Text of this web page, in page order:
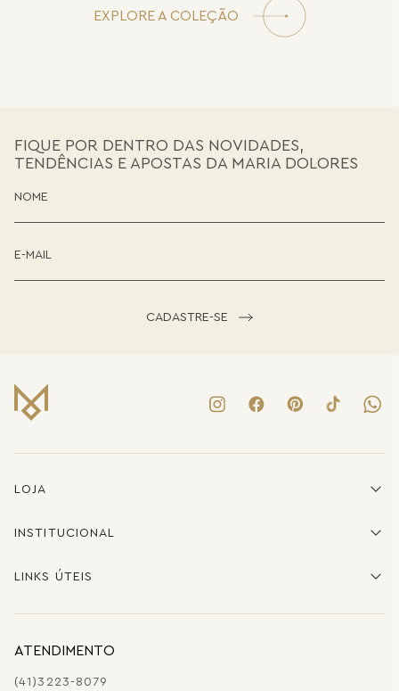
EXPLORE A COLEÇÃO
FIQUE POR DENTRO DAS NOVIDADES,
TENDÊNCIAS E APOSTAS DA MARIA DOLORES
CADASTRE-SE
LOJA
INSTITUCIONAL
LINKS ÚTEIS
ATENDIMENTO
(41)3223-8079